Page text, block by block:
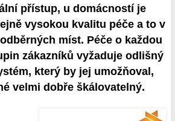
přístup, u domácností je
vysokou kvalitu péče a to v
míst. Péče o každou
zákazníků vyžaduje odlišný
který by jej umožňoval,
velmi dobře škálovatelný.